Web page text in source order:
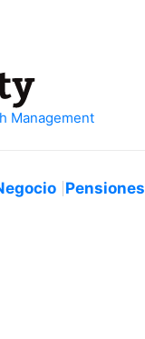
Pensiones